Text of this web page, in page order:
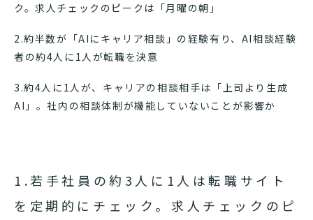
ク。求人チェックのピークは「月曜の朝」
2.約半数が「AIにキャリア相談」の経験有り、AI相談経験
者の約4人に1人が転職を決意
3.約4人に1人が、キャリアの相談相手は「上司より生成
AI」。社内の相談体制が機能していないことが影響か
1.若手社員の約3人に1人は転職サイト
を定期的にチェック。求人チェックのピ